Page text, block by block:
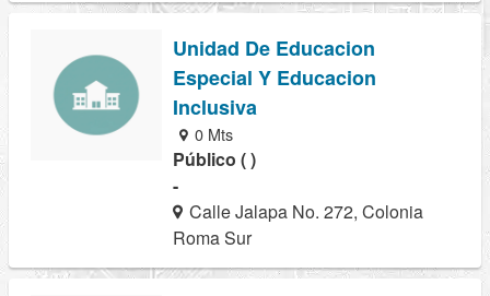
Unidad De Educacion
Especial Y Educacion
Inclusiva
0 Mts
Público ( )
-
Calle Jalapa No. 272, Colonia
Roma Sur